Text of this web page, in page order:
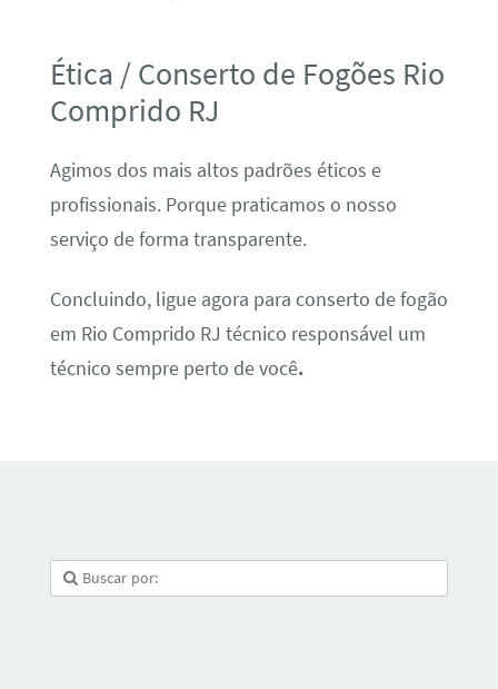
Ética / Conserto de Fogões Rio
Comprido RJ
Agimos dos mais altos padrões éticos e
profissionais. Porque praticamos o nosso
serviço de forma transparente.
Concluindo, ligue agora para conserto de fogão
em Rio Comprido RJ técnico responsável um
técnico sempre perto de você.